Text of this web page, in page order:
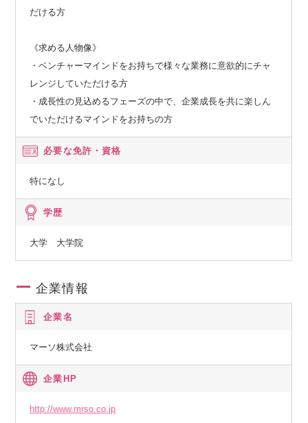
だける方
《求める人物像》
・ベンチャーマインドをお持ちで様々な業務に意欲的にチャ
レンジしていただける方
・成長性の見込めるフェーズの中で、企業成長を共に楽しん
でいただけるマインドをお持ちの方
必要な免許・資格
特になし
学歴
大学 大学院
企業情報
企業名
マーソ株式会社
企業HP
http://www.mrso.co.jp